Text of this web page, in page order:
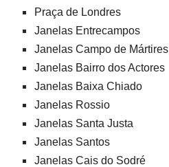
Praça de Londres
Janelas Entrecampos
Janelas Campo de Mártires
Janelas Bairro dos Actores
Janelas Baixa Chiado
Janelas Rossio
Janelas Santa Justa
Janelas Santos
Janelas Cais do Sodré